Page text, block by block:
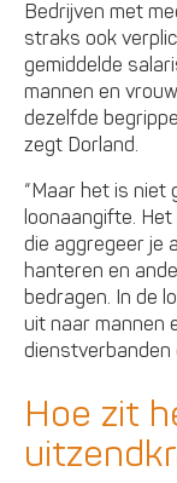
Bedrijven met
straks ook
gemiddelde
mannen en
dezelfde
zegt Dorland.
“Maar het is niet
loonaangifte.
die aggregeer je
hanteren en
bedragen. In de
uit naar mannen
dienstverbanden
Hoe zit